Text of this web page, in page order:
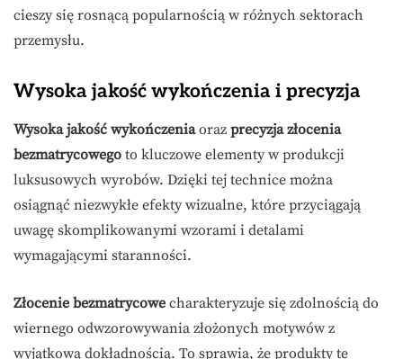
cieszy się rosnącą popularnością w różnych sektorach
przemysłu.
Wysoka jakość wykończenia i precyzja
Wysoka jakość wykończeniaoraz precyzja złocenia
bezmatrycowego to kluczowe elementy w produkcji
luksusowych wyrobów. Dzięki tej technice można
osiągnąć niezwykłe efekty wizualne, które przyciągają
uwagę skomplikowanymi wzorami i detalami
wymagającymi staranności.
Złocenie bezmatrycowe charakteryzuje się zdolnością do
wiernego odwzorowywania złożonych motywów z
wyjątkową dokładnością. To sprawia, że produkty te